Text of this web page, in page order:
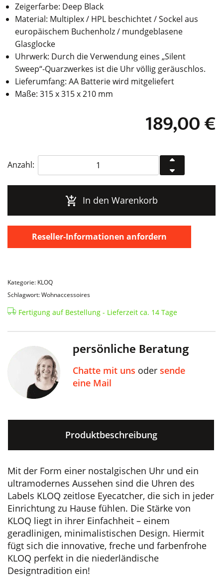
Zeigerfarbe: Deep Black
Material: Multiplex / HPL beschichtet / Sockel aus
europäischem Buchenholz / mundgeblasene
Glasglocke
Uhrwerk: Durch die Verwendung eines „Silent
Sweep“-Quarzwerkes ist die Uhr völlig geräuschlos.
Lieferumfang: AA Batterie wird mitgeliefert
Maße: 315 x 315 x 210 mm
189,00€
Anzahl:
Glockenuhr
Stone
In den Warenkorb
Reseller-Informationen anfordern
Kategorie: KLOQ
Schlagwort: Wohnaccessoires
Fertigung auf Bestellung - Lieferzeit ca. 14 Tage
persönliche Beratung
Chatte mit uns oder sende
eine Mail
Produktbeschreibung
Mit der Form einer nostalgischen Uhr und ein
ultramodernes Aussehen sind die Uhren des
Labels KLOQ zeitlose Eyecatcher, die sich in jeder
Einrichtung zu Hause fühlen. Die Stärke von
KLOQ liegt in ihrer Einfachheit – einem
geradlinigen, minimalistischen Design. Hiermit
fügt sich die innovative, freche und farbenfrohe
KLOQ perfekt in die niederländische
Designtradition ein!